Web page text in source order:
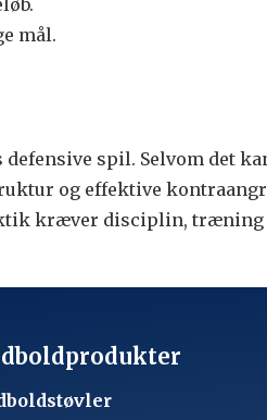
mål.
spil. Selvom det
og effektive
kræver disciplin,